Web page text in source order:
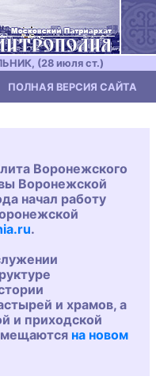
(28 июля ст.)
ПОЛНАЯ ВЕРСИЯ САЙТА
Воронежского
Воронежской
начал работу
.
и храмов, а
и приходской
на новом